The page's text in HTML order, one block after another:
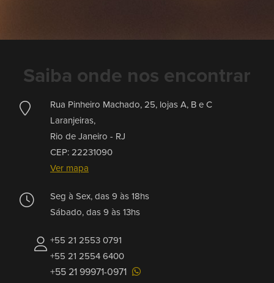
Saiba onde nos encontrar
Rua Pinheiro Machado, 25, lojas A, B e C
Laranjeiras,
Rio de Janeiro - RJ
CEP: 22231090
Ver mapa
Seg à Sex, das 9 às 18hs
Sábado, das 9 às 13hs
+55 21 2553 0791
+55 21 2554 6400
+55 21 99971-0971